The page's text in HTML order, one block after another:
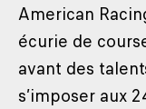
American
écurie de
avant des
s’imposer aux